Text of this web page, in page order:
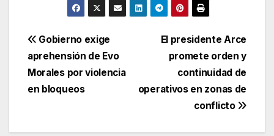
Navegación
de
entradas
El presidente Arce
promete orden y
continuidad de
operativos en zonas de
conflicto
Gobierno exige
aprehensión de Evo
Morales por violencia
en bloqueos